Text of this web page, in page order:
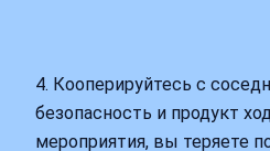
4. Кооперируйтесь с
безопасность и продукт
мероприятия, вы теряете